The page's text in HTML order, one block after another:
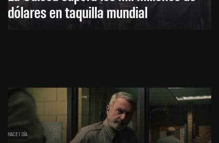
dólares en taquilla mundial
HACE 1 DÍA